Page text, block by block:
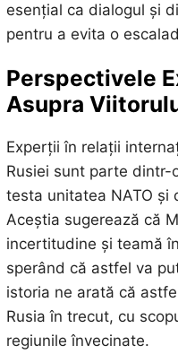
esențial ca dialogul și
pentru a evita o
Perspectivele
Asupra
Experții în relații
Rusiei sunt parte dintr-
testa unitatea NATO și
Aceștia sugerează că
incertitudine și teamă
sperând că astfel va
istoria ne arată că
Rusia în trecut, cu
regiunile învecinate.